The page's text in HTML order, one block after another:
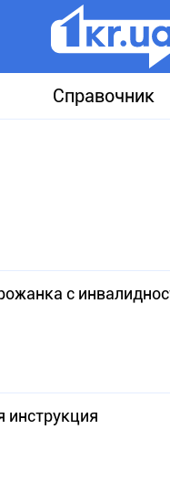
Справочник
с
инструкция